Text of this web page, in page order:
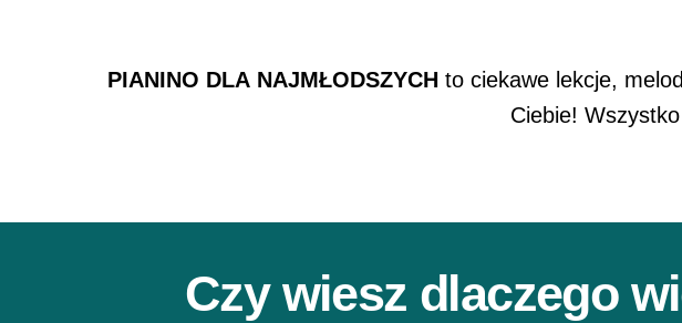
PIANINO DLA NAJMŁODSZYCHto ciekawe lekcje,
Ciebie!
Czy wiesz dlaczego